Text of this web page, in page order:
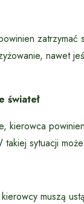
nawet
świateł
kierowca
sytuacji
muszą